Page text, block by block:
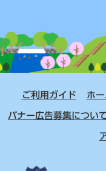
ご利用ガイド ホ
バナー広告募集につい